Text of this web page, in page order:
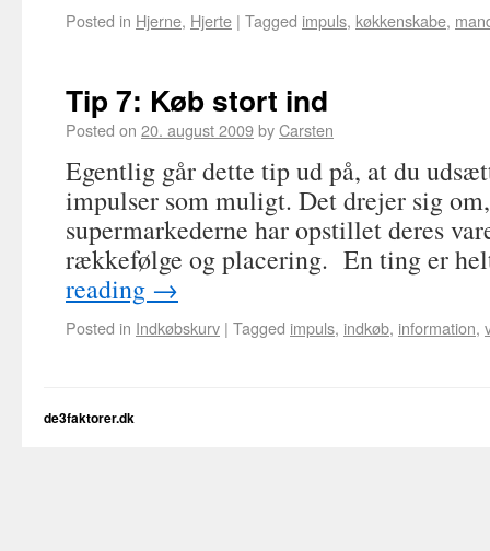
Posted in Hjerne, Hjerte | Tagged impuls, køkkenskabe,
Tip 7: Køb stort ind
Posted on 20. august 2009byCarsten
Egentlig går dette tip ud på, at du
impulser som muligt. Det drejer sig
supermarkederne har opstillet deres
rækkefølge og placering. En ting er
reading →
Posted in Indkøbskurv | Tagged impuls, indkøb, information,
de3faktorer.dk